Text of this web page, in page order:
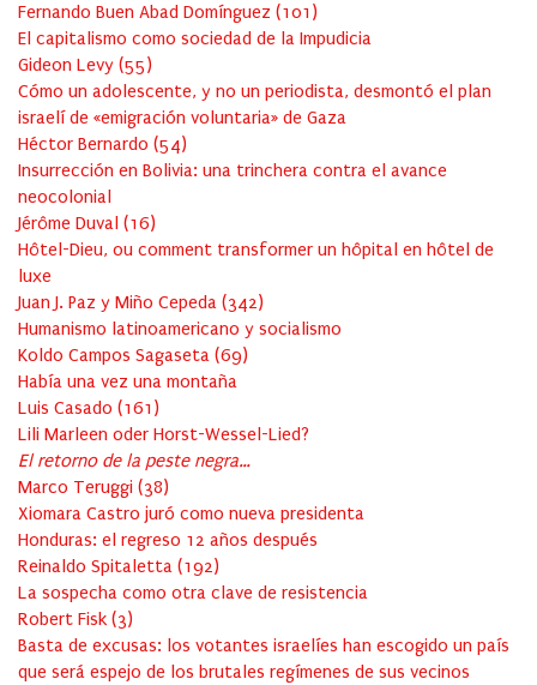
Fernando Buen Abad Domínguez (101 )
El capitalismo como sociedad de la Impudicia
Gideon Levy (55)
Cómo un adolescente, y no un periodista, desmontó el plan
israelí de «emigración voluntaria» de Gaza
Héctor Bernardo (54)
Insurrección en Bolivia: una trinchera contra el avance
neocolonial
Jérôme Duval (16)
Hôtel-Dieu, ou comment transformer un hôpital en hôtel de
luxe
Juan J. Paz y Miño Cepeda (342)
Humanismo latinoamericano y socialismo
Koldo Campos Sagaseta (69)
Había una vez una montaña
Luis Casado (161 )
Lili Marleen oder Horst-Wessel-Lied?
El retorno de la peste negra…
Marco Teruggi (38)
Xiomara Castro juró como nueva presidenta
Honduras: el regreso 12 años después
Reinaldo Spitaletta (192)
La sospecha como otra clave de resistencia
Robert Fisk (3)
Basta de excusas: los votantes israelíes han escogido un país
que será espejo de los brutales regímenes de sus vecinos